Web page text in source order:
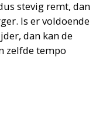
stevig remt, dan
Is er voldoende
dan kan de
zelfde tempo